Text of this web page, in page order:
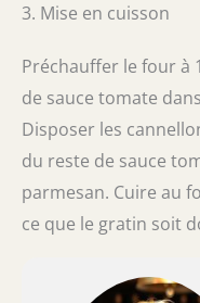
3. Mise en cuisson
Préchauffer le four à
de sauce tomate
Disposer les
du reste de sauce
parmesan. Cuire au
ce que le gratin soit